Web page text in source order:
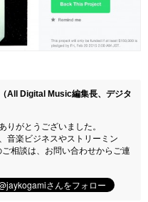
All Digital Music編集長、デジタ
りがとうございました。
音楽ビジネスやストリーミン
相談は、お問い合わせからご連